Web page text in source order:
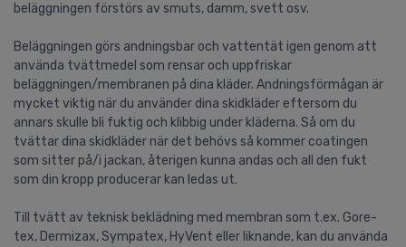
beläggningen förstörs av smuts, damm, svett osv.
Beläggningen görs andningsbar och vattentät igen genom att
använda tvättmedel som rensar och uppfriskar
beläggningen/membranen på dina kläder. Andningsförmågan är
mycket viktig när du använder dina skidkläder eftersom du
annars skulle bli fuktig och klibbig under kläderna. Så om du
tvättar dina skidkläder när det behövs så kommer coatingen
som sitter på/i jackan, återigen kunna andas och all den fukt
som din kropp producerar kan ledas ut.
Till tvätt av teknisk beklädning med membran som t.ex. Gore-
tex, Dermizax, Sympatex, HyVent eller liknande, kan du använda